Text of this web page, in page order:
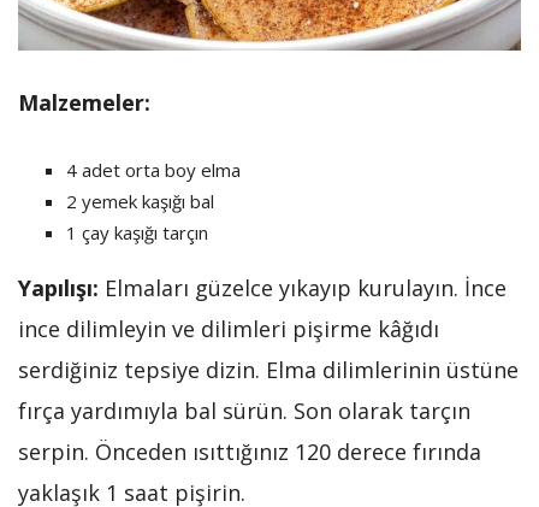
Malzemeler:
4 adet orta boy elma
2 yemek kaşığı bal
1 çay kaşığı tarçın
Yapılışı: Elmaları güzelce yıkayıp kurulayın. İnce
ince dilimleyin ve dilimleri pişirme kâğıdı
serdiğiniz tepsiye dizin. Elma dilimlerinin üstüne
fırça yardımıyla bal sürün. Son olarak tarçın
serpin. Önceden ısıttığınız 120 derece fırında
yaklaşık 1 saat pişirin.